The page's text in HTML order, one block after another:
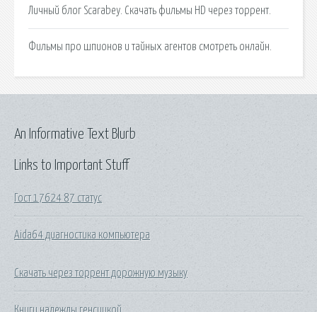
Личный блог Scarabey. Скачать фильмы HD через торрент.
Фильмы про шпионов и тайных агентов смотреть онлайн.
Links to Important Stuff
Гост 17624 87 статус
Aida64 диагностика компьютера
Скачать через торрент дорожную музыку
Книги надежды генсицкой
An Informative Text Blurb